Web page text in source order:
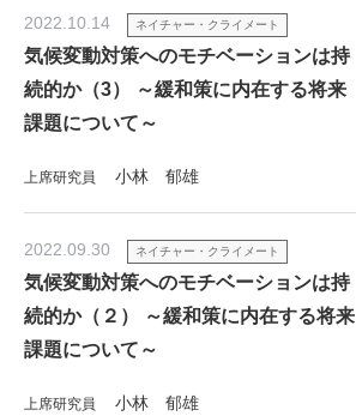
2022.10.14 ネイチャー・クライメート
気候変動対策へのモチベーションは持
続的か（3） ～緩和策に内在する将来
課題について～
上席研究員 小林 郁雄
2022.09.30 ネイチャー・クライメート
気候変動対策へのモチベーションは持
続的か（２） ～緩和策に内在する将来
課題について～
上席研究員 小林 郁雄